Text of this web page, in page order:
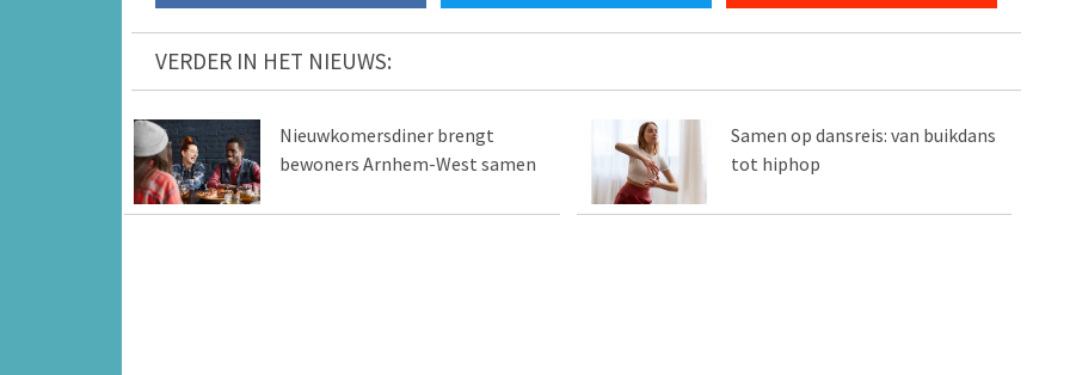
VERDER IN HET NIEUWS:
Nieuwkomersdiner brengt
bewoners Arnhem-West samen
Samen op dansreis: van buikdans
tot hiphop